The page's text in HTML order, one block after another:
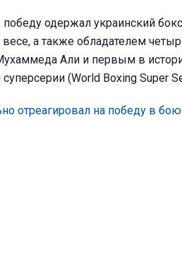
одержал украинский
а также обладателем
Али и первым в
(World Boxing Super
отреагировал на победу в